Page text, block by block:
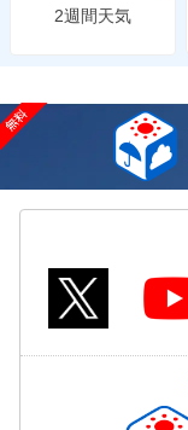
2週間天気